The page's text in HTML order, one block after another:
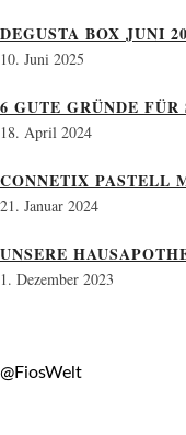
DEGUSTA BOX JUNI
10. Juni 2025
6 GUTE GRÜNDE
18. April 2024
CONNETIX PASTELL
21. Januar 2024
UNSERE
1. Dezember 2023
@FiosWelt